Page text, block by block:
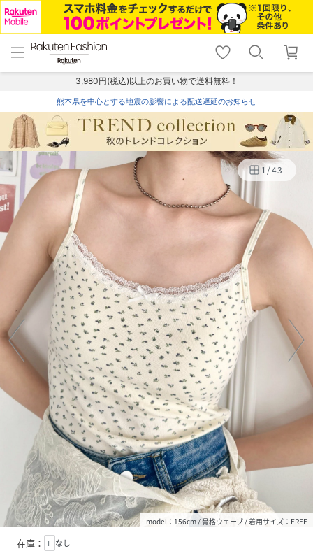
menu home
トップ
shopping_cart lock_outline
ログイン
3,980円(税込)以上のお買い物で送料無料！
熊本県を中心とする地震の影響による配送遅延のお知らせ
1/43
model：156cm / 骨格ウェーブ / 着用サイズ：FREE
在庫： F なし